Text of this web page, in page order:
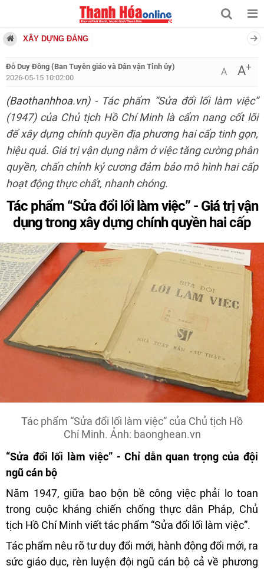
XÂY DỰNG ĐẢNG
Đỗ Duy Đông (Ban Tuyên giáo và Dân vận Tỉnh ủy)
2026-05-15 10:02:00
A A+
(Baothanhhoa.vn)- Tác phẩm “Sửa đổi lối làm việc”
(1947) của Chủ tịch Hồ Chí Minh là cẩm nang cốt lõi
để xây dựng chính quyền địa phương hai cấp tinh gọn,
hiệu quả. Giá trị vận dụng nằm ở việc tăng cường phân
quyền, chấn chỉnh kỷ cương đảm bảo mô hình hai cấp
hoạt động thực chất, nhanh chóng.
Tác phẩm “Sửa đổi lối làm việc” - Giá trị vận
dụng trong xây dựng chính quyền hai cấp
Tác phẩm “Sửa đổi lối làm việc” của Chủ tịch Hồ
Chí Minh. Ảnh: baonghean.vn
“Sửa đổi lối làm việc” - Chỉ dẫn quan trọng của đội
ngũ cán bộ
Năm 1947, giữa bao bộn bề công việc phải lo toan
trong cuộc kháng chiến chống thực dân Pháp, Chủ
tịch Hồ Chí Minh viết tác phẩm “Sửa đổi lối làm việc”.
Tác phẩm nêu rõ tư duy đổi mới, hành động đổi mới, ra
sức giáo dục, rèn luyện đội ngũ cán bộ cả về phương